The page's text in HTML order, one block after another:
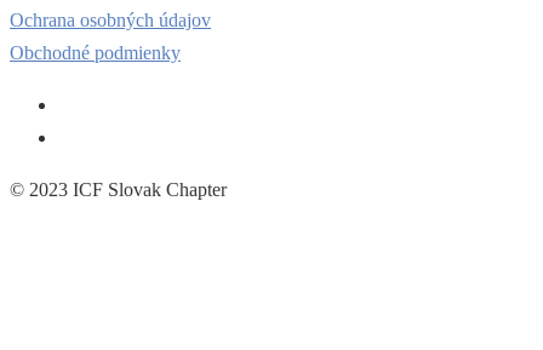
Ochrana osobných údajov
Obchodné podmienky
© 2023 ICF Slovak Chapter